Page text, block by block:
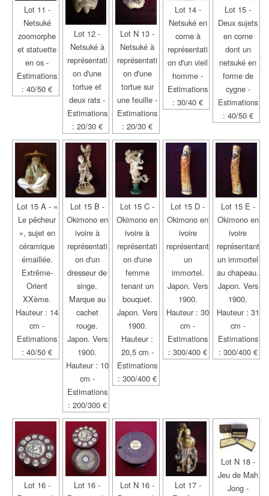
Lot 11 -
Netsuké
zoomorphe
et statuette
en os -
Estimations
: 40/50 €
Lot 12 -
Netsuké à
représentati
on d'une
tortue et
deux rats -
Estimations
: 20/30 €
Lot N 13 -
Netsuké à
représentati
on d'une
tortue sur
une feuille -
Estimations
: 20/30 €
Lot 14 -
Netsuké en
corne à
représentati
on d'un vieil
homme -
Estimations
: 30/40 €
Lot 15 -
Deux sujets
en corne
dont un
netsuké en
forme de
cygne -
Estimations
: 40/50 €
Lot 15 A - «
Le pêcheur
», sujet en
céramique
émaillée.
Extrême-
Orient
XXème.
Hauteur : 14
cm -
Estimations
: 40/50 €
Lot 15 B -
Okimono en
ivoire à
représentati
on d'un
dresseur de
singe.
Marque au
cachet
rouge.
Japon. Vers
1900.
Hauteur : 10
cm -
Estimations
: 200/300 €
Lot 15 C -
Okimono en
ivoire à
représentati
on d'une
femme
tenant un
bouquet.
Japon. Vers
1900.
Hauteur :
20,5 cm -
Estimations
: 300/400 €
Lot 15 D -
Okimono en
ivoire
représentant
un
immortel.
Japon. Vers
1900.
Hauteur : 30
cm -
Estimations
: 300/400 €
Lot 15 E -
Okimono en
ivoire
représentant
un immortel
au chapeau.
Japon. Vers
1900.
Hauteur : 31
cm -
Estimations
: 300/400 €
Lot 16 -
Lot 16 -
Lot N 16 -
Lot 17 -
Lot N 18 -
Jeu de Mah
Jong -